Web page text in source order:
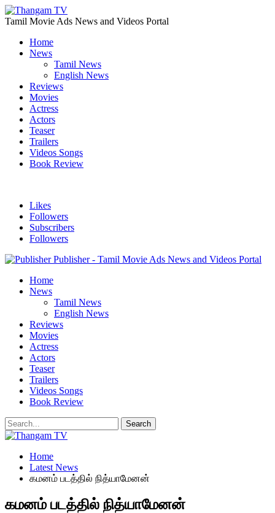
Tamil Movie Ads News and Videos Portal
Home
News
Tamil News
English News
Reviews
Movies
Actress
Actors
Teaser
Trailers
Videos Songs
Book Review
Likes
Followers
Subscribers
Followers
Publisher - Tamil Movie Ads News and Videos Portal
Home
News
Tamil News
English News
Reviews
Movies
Actress
Actors
Teaser
Trailers
Videos Songs
Book Review
Home
Latest News
கமனம் படத்தில் நித்யாமேனன்
கமனம் படத்தில் நித்யாமேனன்